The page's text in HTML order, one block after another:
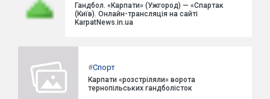
Гандбол. «Карпати» (Ужгород) — «Спартак
(Київ). Онлайн-трансляція на сайті
KarpatNews.in.ua
#Спорт
Карпати «розстріляли» ворота
тернопільських гандболісток